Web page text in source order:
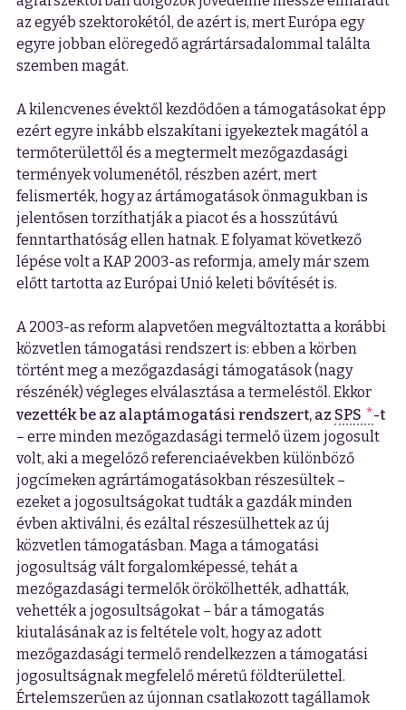
az egyéb szektorokétól, de azért is, mert Európa egy
egyre jobban elöregedő agrártársadalommal találta
szemben magát.
A kilencvenes évektől kezdődően a támogatásokat épp
ezért egyre inkább elszakítani igyekeztek magától a
termőterülettől és a megtermelt mezőgazdasági
termények volumenétől, részben azért, mert
felismerték, hogy az ártámogatások önmagukban is
jelentősen torzíthatják a piacot és a hosszútávú
fenntarthatóság ellen hatnak. E folyamat következő
lépése volt a KAP 2003-as reformja, amely már szem
előtt tartotta az Európai Unió keleti bővítését is.
A 2003-as reform alapvetően megváltoztatta a korábbi
közvetlen támogatási rendszert is: ebben a körben
történt meg a mezőgazdasági támogatások (nagy
részénék) végleges elválasztása a termeléstől. Ekkor
vezették be az alaptámogatási rendszert, az SPS
-t
– erre minden mezőgazdasági termelő üzem jogosult
volt, aki a megelőző referenciaévekben különböző
jogcímeken agrártámogatásokban részesültek –
ezeket a jogosultságokat tudták a gazdák minden
évben aktiválni, és ezáltal részesülhettek az új
közvetlen támogatásban. Maga a támogatási
jogosultság vált forgalomképessé, tehát a
mezőgazdasági termelők örökölhették, adhatták,
vehették a jogosultságokat – bár a támogatás
kiutalásának az is feltétele volt, hogy az adott
mezőgazdasági termelő rendelkezzen a támogatási
jogosultságnak megfelelő méretű földterülettel.
Értelemszerűen az újonnan csatlakozott tagállamok